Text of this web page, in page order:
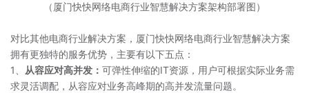
（厦门快快网络电商行业智慧解决方案架构部署图）
对比其他电商行业解决方案，厦门快快网络电商行业智慧解决方案
拥有更独特的服务优势，主要有以下五点：
1、
从容应对高并发： 可弹性伸缩的IT资源，用户可根据实际业务需
求灵活调配，从容应对业务高峰期的高并发流量问题。